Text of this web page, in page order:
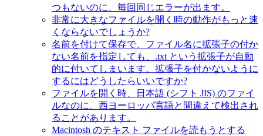
つもないのに、毎回同じエラーが出ます。
非常に大きなファイルを開く時の動作がもっと速
くならないでしょうか?
名前を付けて保存で、ファイル名に拡張子の付か
ない名前を指定しても、.txt という拡張子が自動
的に付いてしまいます。拡張子を付かないように
するにはどうしたらいいですか?
ファイルを開く時、日本語 (シフト JIS) のファイ
ルなのに、西ヨーロッパ言語と間違えて検出され
ることがあります。
Macintosh のテキスト ファイルを読もうとする